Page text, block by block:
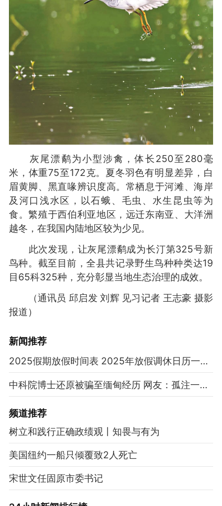
灰尾漂鹬为小型涉禽，体长250至280毫
米，体重75至172克。夏冬羽色有明显差异，白
眉黄脚、黑直喙辨识度高。常栖息于河滩、海岸
及河口浅水区，以石蛾、毛虫、水生昆虫等为
食。繁殖于西伯利亚地区，远迁东南亚、大洋洲
越冬，在我国内陆地区较为少见。
此次发现，让灰尾漂鹬成为长汀第325号新
鸟种。截至目前，全县共记录野生鸟种种类达19
目65科325种，充分彰显当地生态治理的成效。
（通讯员 邱启发 刘辉 见习记者 王志豪 摄影
报道）
新闻推荐
2025假期放假时间表 2025年放假调休日历一览表
中科院博士还原被骗至缅甸经历 网友：孤注一掷现实版
频道推荐
树立和践行正确政绩观丨知畏与有为
美国纽约一船只倾覆致2人死亡
宋世文任固原市委书记